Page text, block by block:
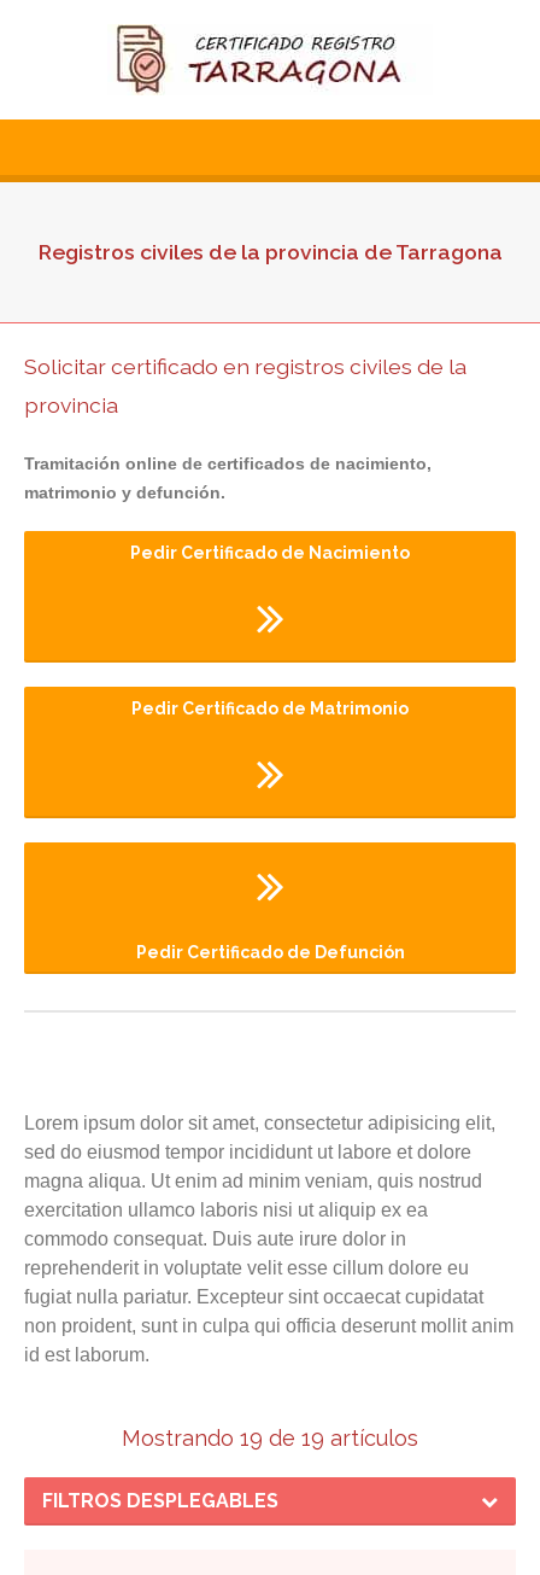
Registros civiles de la provincia de Tarragona
Solicitar certificado en registros civiles de la
provincia
Tramitación online de certificados de nacimiento,
matrimonio y defunción.
Pedir Certificado de Nacimiento
Pedir Certificado de Matrimonio
Pedir Certificado de Defunción
Lorem ipsum dolor sit amet, consectetur adipisicing elit,
sed do eiusmod tempor incididunt ut labore et dolore
magna aliqua. Ut enim ad minim veniam, quis nostrud
exercitation ullamco laboris nisi ut aliquip ex ea
commodo consequat. Duis aute irure dolor in
reprehenderit in voluptate velit esse cillum dolore eu
fugiat nulla pariatur. Excepteur sint occaecat cupidatat
non proident, sunt in culpa qui officia deserunt mollit anim
id est laborum.
Mostrando 19 de 19 artículos
FILTROS DESPLEGABLES